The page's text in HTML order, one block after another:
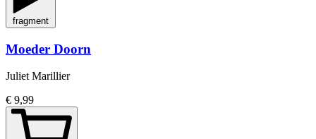
fragment
Moeder Doorn
Juliet Marillier
€ 9,99